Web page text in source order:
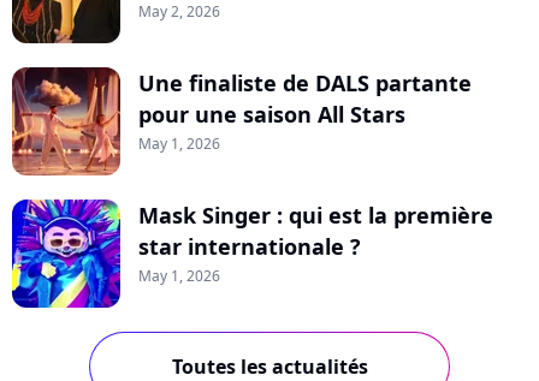
May 2, 2026
Une finaliste de DALS partante
pour une saison All Stars
May 1, 2026
Mask Singer : qui est la première
star internationale ?
May 1, 2026
Toutes les actualités